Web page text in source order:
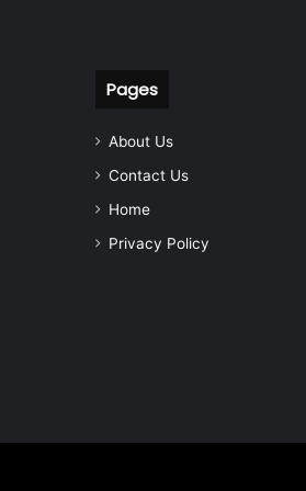
Pages
About Us
Contact Us
Home
Privacy Policy